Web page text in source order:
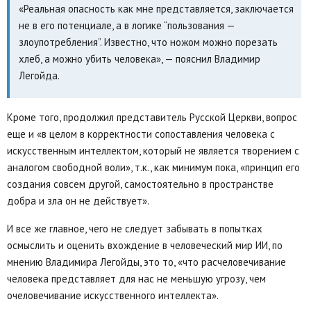
«Реальная опасность как мне представляется, заключается
не в его потенциале, а в логике “пользования —
злоупотребления”. Известно, что ножом можно порезать
хлеб, а можно убить человека», — пояснил Владимир
Легойда.
Кроме того, продолжил представитель Русской Церкви, вопрос
еще и «в целом в корректности сопоставления человека с
искусственным интеллектом, который не является творением с
аналогом свободной воли», т.к., как минимум пока, «принцип его
создания совсем другой, самостоятельно в пространстве
добра и зла он не действует».
И все же главное, чего не следует забывать в попытках
осмыслить и оценить вхождение в человеческий мир ИИ, по
мнению Владимира Легойды, это то, «что расчеловечивание
человека представляет для нас не меньшую угрозу, чем
очеловечивание искусственного интеллекта».